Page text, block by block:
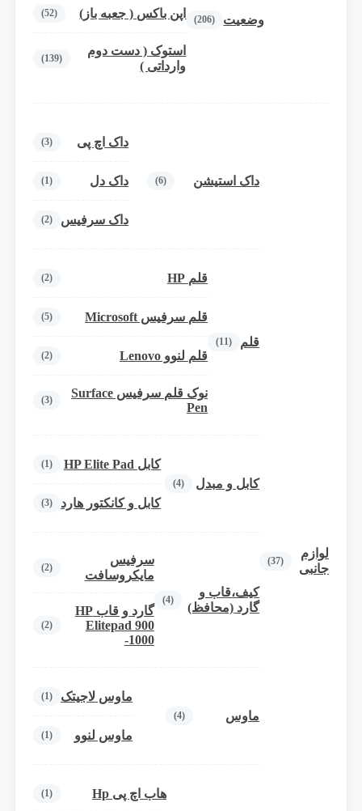
وضعیت (206) اپن باکس ( جعبه باز) (52)
استوک ( دست دوم
وارداتی )
(139)
لوازم
جانبی
(37)
داک استیشن (6)
داک اچ پی (3)
داک دل (1)
داک سرفیس (2)
قلم (11)
قلم HP (2)
قلم سرفیس Microsoft (5)
قلم لنوو Lenovo (2)
نوک قلم سرفیس Surface
Pen
(3)
کابل و مبدل (4)
کابل HP Elite Pad (1)
کابل و کانکتور هارد (3)
کیف،قاب و
گارد (محافظ)
(4)
سرفیس
مایکروسافت
(2)
گارد و قاب HP
Elitepad 900
-1000
(2)
ماوس (4)
ماوس لاجیتک (1)
ماوس لنوو (1)
هاب اچ پی Hp (1)